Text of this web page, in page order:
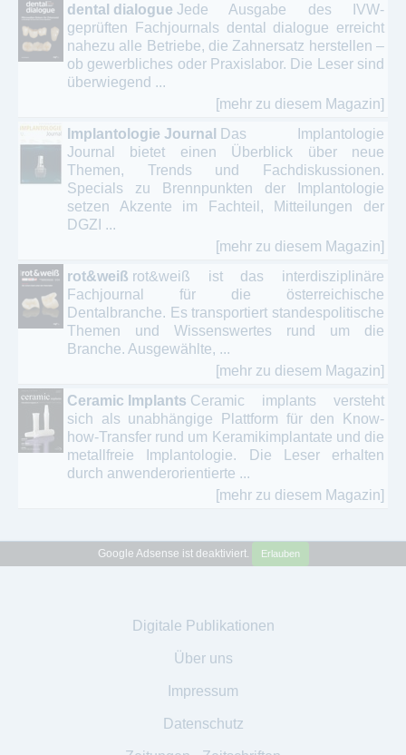
dental dialogue Jede Ausgabe des IVW-
geprüften Fachjournals dental dialogue erreicht
nahezu alle Betriebe, die Zahnersatz herstellen –
ob gewerbliches oder Praxislabor. Die Leser sind
überwiegend ...
[mehr zu diesem Magazin]
Implantologie Journal
Das Implantologie
Journal bietet einen Überblick über neue
Themen, Trends und Fachdiskussionen.
Specials zu Brennpunkten der Implantologie
setzen Akzente im Fachteil, Mitteilungen der
DGZI ...
[mehr zu diesem Magazin]
rot&weiß rot&weiß ist das interdisziplinäre
Fachjournal für die österreichische
Dentalbranche. Es transportiert standespolitische
Themen und Wissenswertes rund um die
Branche. Ausgewählte, ...
[mehr zu diesem Magazin]
Ceramic Implants Ceramic implants versteht
sich als unabhängige Plattform für den Know-
how-Transfer rund um Keramikimplantate und die
metallfreie Implantologie. Die Leser erhalten
durch anwenderorientierte ...
[mehr zu diesem Magazin]
Google Adsense ist deaktiviert. Erlauben
Digitale Publikationen
Über uns
Impressum
Datenschutz